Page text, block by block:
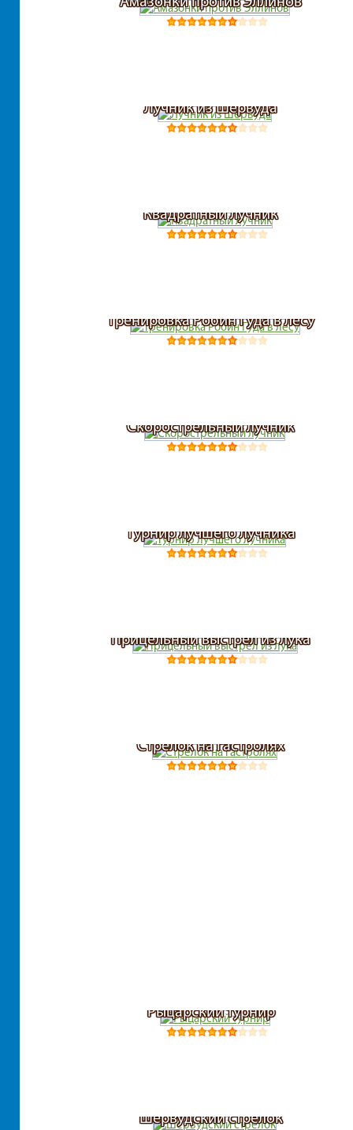
Лучник из Шервуда
Квадратный лучник
Тренировка Робин Гуда в лесу
Скорострельный лучник
Турнир лучшего лучника
Прицельный выстрел из лука
Стрелок на гастролях
Рыцарский турнир
Шервудский стрелок